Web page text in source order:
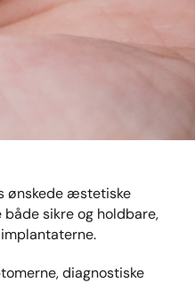
ønskede æstetiske
sikre og holdbare,
diagnostiske